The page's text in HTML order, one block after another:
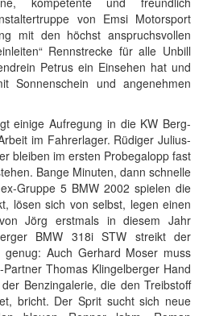
von Emsi Motorsport
mit den höchst anspruchsvollen
Rennstrecke für alle Unbill
Petrus ein Einsehen hat und
Sonnenschein und angenehmen
einige Aufregung in die KW Berg-
im Fahrerlager. Rüdiger Julius-
bleiben im ersten Probegalopp fast
Bange Minuten, dann schnelle
Gruppe 5 BMW 2002 spielen die
lösen sich von selbst, legen einen
Jörg erstmals in diesem Jahr
BMW 318i STW streikt der
Auch Gerhard Moser muss
Thomas Klingelberger Hand
Benzingalerie, die den Treibstoff
bricht. Der Sprit sucht sich neue